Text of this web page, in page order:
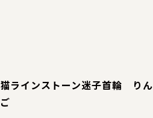
猫ラインストーン迷子首輪 りん
ご